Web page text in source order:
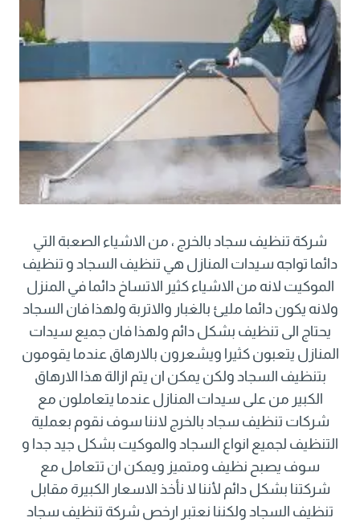
شركة تنظيف سجاد بالخرج ، من الاشياء الصعبة التي
دائما تواجه سيدات المنازل هي تنظيف السجاد و تنظيف
الموكيت لانه من الاشياء كثير الاتساخ دائما في المنزل
ولانه يكون دائما مليئ بالغبار والاتربة ولهذا فان السجاد
يحتاج الى تنظيف بشكل دائم ولهذا فان جميع سيدات
المنازل يتعبون كثيرا ويشعرون بالارهاق عندما يقومون
بتنظيف السجاد ولكن يمكن ان يتم ازالة هذا الارهاق
الكبير من على سيدات المنازل عندما يتعاملون مع
شركات تنظيف سجاد بالخرج لاننا سوف نقوم بعملية
التنظيف لجميع انواع السجاد والموكيت بشكل جيد جدا و
سوف يصبح نظيف ومتميز ويمكن ان تتعامل مع
شركتنا بشكل دائم لأننا لا نأخذ الاسعار الكبيرة مقابل
تنظيف السجاد ولكننا نعتبر ارخص شركة تنظيف سجاد